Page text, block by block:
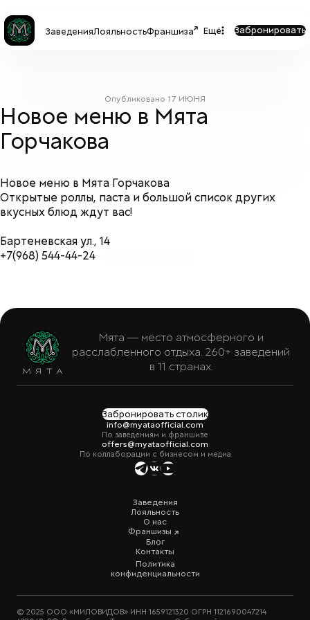
ЗаведенияЛояльностьФраншиза Ещё Забронировать
Опубликовано 17 ИЮНЯ
Новое меню в Мята
Горчакова
Новое меню в Мята Горчакова
Открытые роллы, паста и большой список других
вкусных блюд ждут вас!
Бартеневская ул., 14
+7(968) 544-44-24
Мята — место атмосферного и
расслабленного отдыха. 260+ заведений
в 11 странах.
Забронировать столик
info@myataofficial.com
По заведениям и франшизе
offers@myataofficial.com
По коллаборации с бизнесом и медиа
Заведения
Лояльность
О нас
Франшизы
Блог
Контакты
Политика
конфиденциальности
© 2025 ООО «МИЛОВИДОВ» ИНН 1659121320 ОГРН 1121690047214